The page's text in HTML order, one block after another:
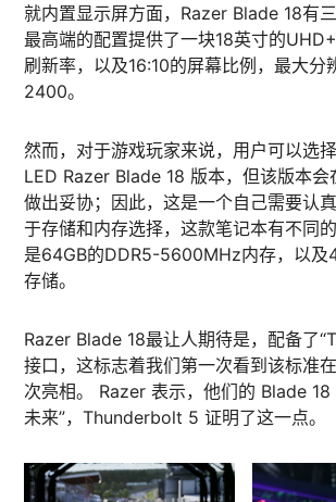
就内置显示屏方面，Razer Blade 18有三
最高端的配置提供了一块18英寸的
刷新率，以及16:10的屏幕比例，最大
2400。
然而，对于游戏玩家来说，用户可以选
LED Razer Blade 18 版本，但该版本会
做出妥协；因此，这是一个自己需要认
于存储和内存选择，这款笔记本有不同
是64GB的DDR5-5600MHz内存，以及
存储。
Razer Blade 18最让人期待是，配备了
接口，这标志着我们第一次看到该标准
次亮相。 Razer 表示，他们的 Blade 18
未来”，Thunderbolt 5 证明了这一点。